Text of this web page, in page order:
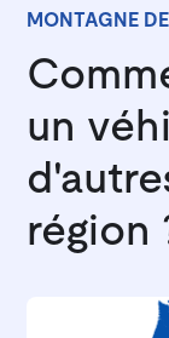
MONTAGNE
un
région